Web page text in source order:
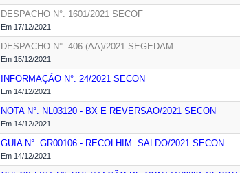
DESPACHO N°. 1601/2021 SECOF
Em 17/12/2021
DESPACHO N°. 406 (AA)/2021 SEGEDAM
Em 15/12/2021
INFORMAÇÃO N°. 24/2021 SECON
Em 14/12/2021
NOTA N°. NL03120 - BX E REVERSAO/2021 SECON
Em 14/12/2021
GUIA N°. GR00106 - RECOLHIM. SALDO/2021 SECON
Em 14/12/2021